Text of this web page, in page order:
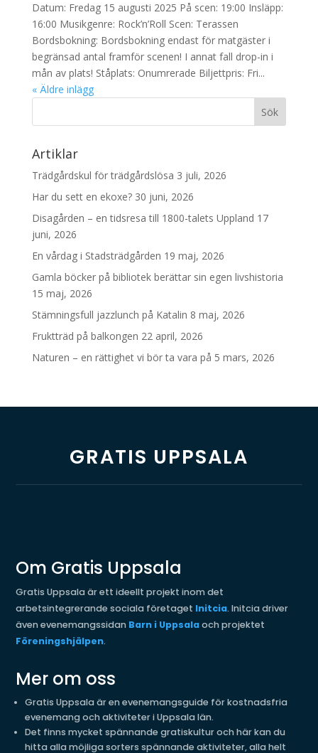
Datum: Fredag 15 augusti 2025 På scen: 19:00 Insläpp:
16:00 Musikgenre: Rock’n’Roll Scen: Terassen
Bordsbokning: Bordsbokning endast för matgäster i
begränsad antal framför scenen! I annat fall drop-in i
mån av plats! Ståplats: Onumrerade Biljettpris: Fri...
« Äldre inlägg
Artiklar
Trädgårdskul för trädgårdslösa 3 juli, 2026
Har du sett en ekoxe? 30 juni, 2026
Disagården – en tidsresa till 1800-talets Uppland 17
juni, 2026
En vårdag i Stadsträdgården 19 maj, 2026
Gamla böcker på bibliotek berättar sin egen livshistoria
15 maj, 2026
Stämningsfull jazzlunch på Katalin 8 maj, 2026
Fruktträd på balkongen 22 april, 2026
Naturen – en rättighet vi bör ta vara på 5 mars, 2026
GRATIS UPPSALA
Om Gratis Uppsala
Gratis Uppsala är ett ideellt projekt inom det
arbetsintegrerande sociala företaget Initcia. Initcia driver
även evenemangssidan Barn i Uppsalaoch projektet
Föreningshjälpen.
Mer om oss
Gratis Uppsala är en evenemangsguide för kostnadsfria
evenemang och aktiviteter i Uppsala län.
Det finns mycket spännande gratiskultur och här kan du
hitta alla möjliga sorters spännande aktiviteter, alla helt